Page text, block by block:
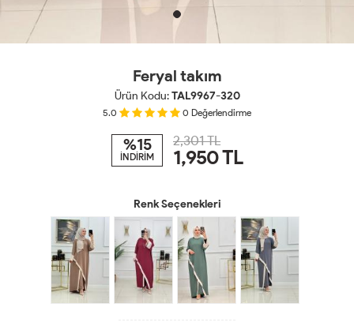
Feryal takım
Ürün Kodu:TAL9967-320
5.0 0 Değerlendirme
%15
İNDİRİM
2,301 TL
1,950TL
Renk Seçenekleri